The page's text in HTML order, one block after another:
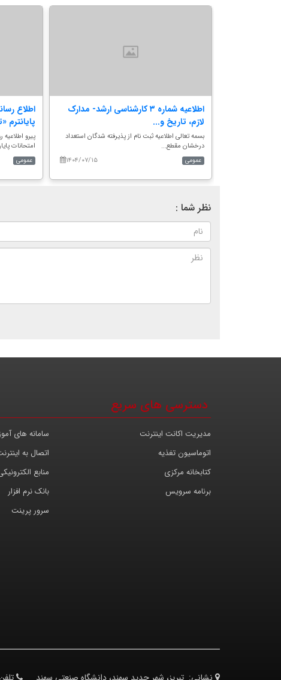
اطلاع
پایانترم
پیرو
امتحانات
عمومی
اطلاعیه شماره ۳ کارشناسی ارشد- مدارک
لازم، تاریخ و...
بسمه تعالی اطلاعیه ثبت نام از پذیرفته شدگان استعداد
درخشان مقطع...
۱۴۰۴/۰۷/۱۵
عمومی
نظر شما :
دسترسی های سریع
سامانه های
مدیریت اکانت اینترنت
اتصال به
اتوماسیون تغذیه
منابع
کتابخانه مرکزی
بانک نرم افزار
برنامه سرویس
سرور پرینت